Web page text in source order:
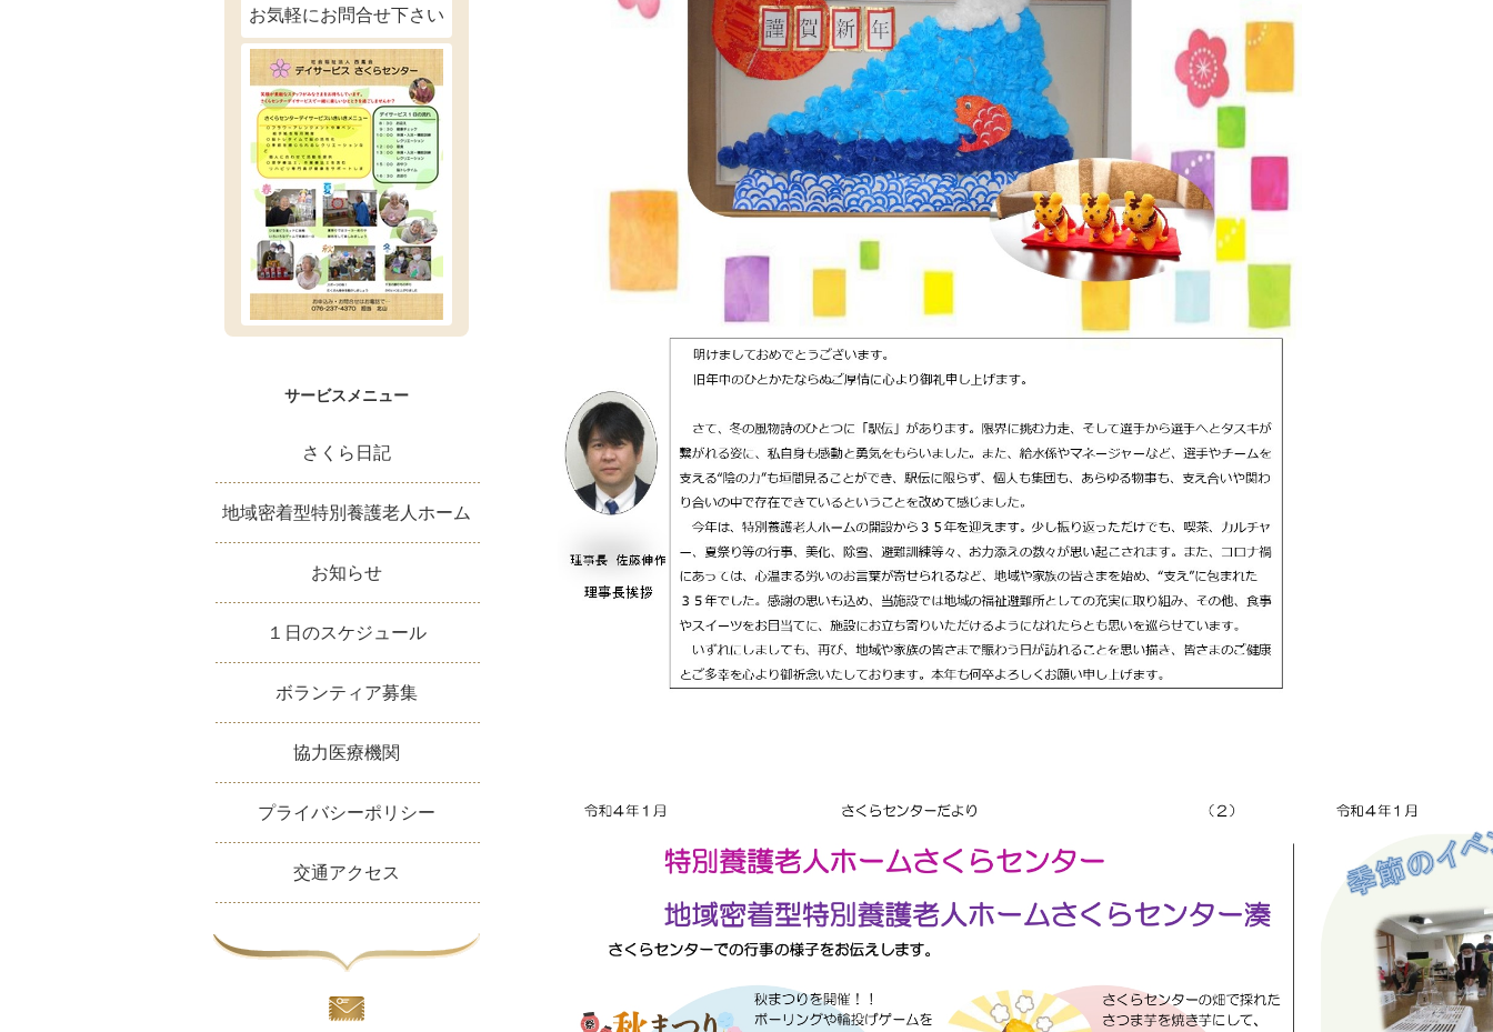
お気軽にお問合せ下さい
サービスメニュー
さくら日記
地域密着型特別養護老人ホーム
お知らせ
１日のスケジュール
ボランティア募集
協力医療機関
プライバシーポリシー
交通アクセス